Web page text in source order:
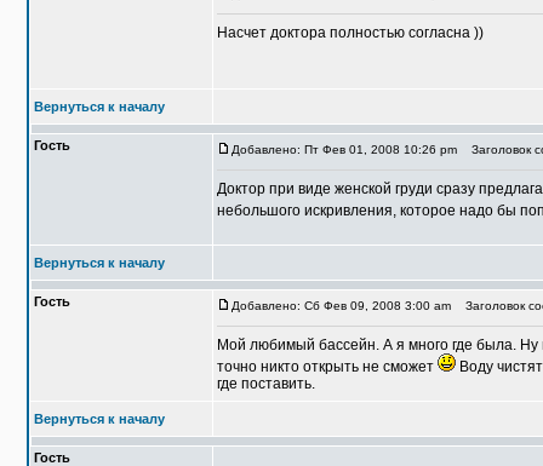
Насчет доктора полностью согласна ))
Вернуться к началу
Гость Добавлено: Пт Фев 01, 2008 10:26 pm Заголовок
Доктор при виде женской груди сразу
небольшого искривления, которое надо бы
Вернуться к началу
Гость Добавлено: Сб Фев 09, 2008 3:00 am Заголовок
Мой любимый бассейн. А я много где была. Ну
точно никто открыть не сможет
Воду
где поставить.
Вернуться к началу
Гость